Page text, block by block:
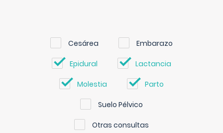
Cesárea Embarazo
Epidural Lactancia
Molestia Parto
Suelo Pélvico
Otras consultas